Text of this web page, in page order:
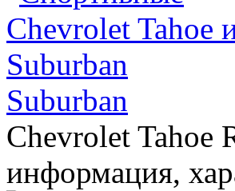
Suburban
Chevrolet Tahoe
информация,